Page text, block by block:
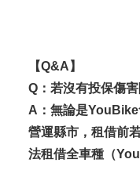
【Q&A】
Q：若沒有投保傷
A：無論是
營運縣市，租借前
法租借全車種（